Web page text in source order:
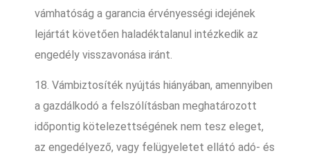
vámhatóság a garancia érvényességi idejének
lejártát követően haladéktalanul intézkedik az
engedély visszavonása iránt.
18. Vámbiztosíték nyújtás hiányában, amennyiben
a gazdálkodó a felszólításban meghatározott
időpontig kötelezettségének nem tesz eleget,
az engedélyező, vagy felügyeletet ellátó adó- és